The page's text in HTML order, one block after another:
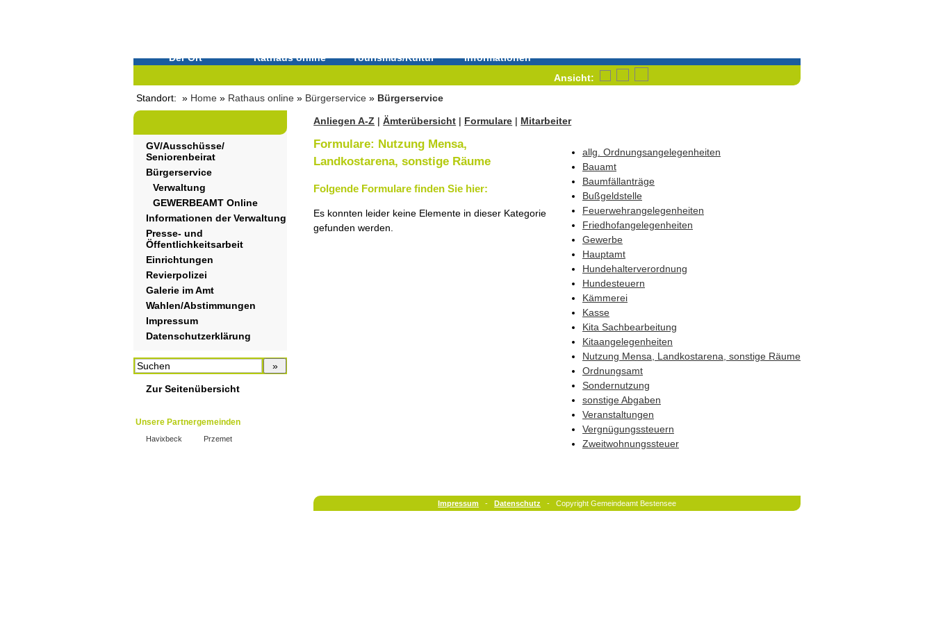
Der Ort Rathaus online Tourismus/Kultur
Informationen
Ansicht:
Standort: » Home » Rathaus online » Bürgerservice » Bürgerservice
GV/Ausschüsse/
Seniorenbeirat
Bürgerservice
Verwaltung
GEWERBEAMT Online
Informationen der Verwaltung
Presse- und
Öffentlichkeitsarbeit
Einrichtungen
Revierpolizei
Galerie im Amt
Wahlen/Abstimmungen
Impressum
Datenschutzerklärung
Zur Seitenübersicht
Unsere Partnergemeinden
Havixbeck Przemet
Anliegen A-Z |Ämterübersicht | Formulare | Mitarbeiter
allg. Ordnungsangelegenheiten
Bauamt
Baumfällanträge
Bußgeldstelle
Feuerwehrangelegenheiten
Friedhofangelegenheiten
Gewerbe
Hauptamt
Hundehalterverordnung
Hundesteuern
Kämmerei
Kasse
Kita Sachbearbeitung
Kitaangelegenheiten
Nutzung Mensa, Landkostarena, sonstige Räume
Ordnungsamt
Sondernutzung
sonstige Abgaben
Veranstaltungen
Vergnügungssteuern
Zweitwohnungssteuer
Formulare: Nutzung Mensa,
Landkostarena, sonstige Räume
Folgende Formulare finden Sie hier:
Es konnten leider keine Elemente in dieser Kategorie
gefunden werden.
Impressum -Datenschutz - Copyright Gemeindeamt Bestensee